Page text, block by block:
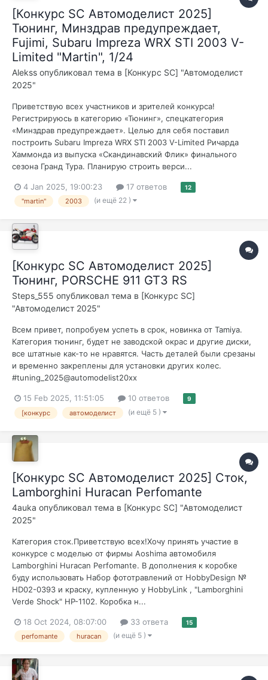
[Конкурс SC Автомоделист 2025]
Тюнинг, Минздрав предупреждает,
Fujimi, Subaru Impreza WRX STI 2003 V-
Limited "Martin", 1/24
Alekss опубликовал тема в [Конкурс SC] "Автомоделист
2025"
Приветствую всех участников и зрителей конкурса!
Регистрируюсь в категорию «Тюнинг», спецкатегория
«Минздрав предупреждает». Целью для себя поставил
построить Subaru Impreza WRX STI 2003 V-Limited Ричарда
Хаммонда из выпуска «Скандинавский Флик» финального
сезона Гранд Тура. Планирую строить верси...
4 Jan 2025, 19:00:23 17 ответов 12
"martin" 2003 (и ещё 22 )
[Конкурс SC Автомоделист 2025]
Тюнинг, PORSCHE 911 GT3 RS
Steps_555 опубликовал тема в [Конкурс SC]
"Автомоделист 2025"
Всем привет, попробуем успеть в срок, новинка от Tamiya.
Категория тюнинг, будет не заводской окрас и другие диски,
все штатные как-то не нравятся. Часть деталей были срезаны
и временно закреплены для установки других колес.
#tuning_2025@automodelist20xx
15 Feb 2025, 11:51:05 10 ответов 9
[конкурс автомоделист (и ещё 5 )
[Конкурс SC Автомоделист 2025] Сток,
Lamborghini Huracan Perfomante
4auka опубликовал тема в [Конкурс SC] "Автомоделист
2025"
Категория сток.Приветствую всех!Хочу принять участие в
конкурсе с моделью от фирмы Aoshima автомобиля
Lamborghini Huracan Perfomante. В дополнения к коробке
буду использовать Набор фототравлений от HobbyDesign №
HD02-0393 и краску, купленную у HobbyLink , "Lamborghini
Verde Shock" HP-1102. Коробка н...
18 Oct 2024, 08:07:00 33 ответа 15
perfomante huracan (и ещё 5 )